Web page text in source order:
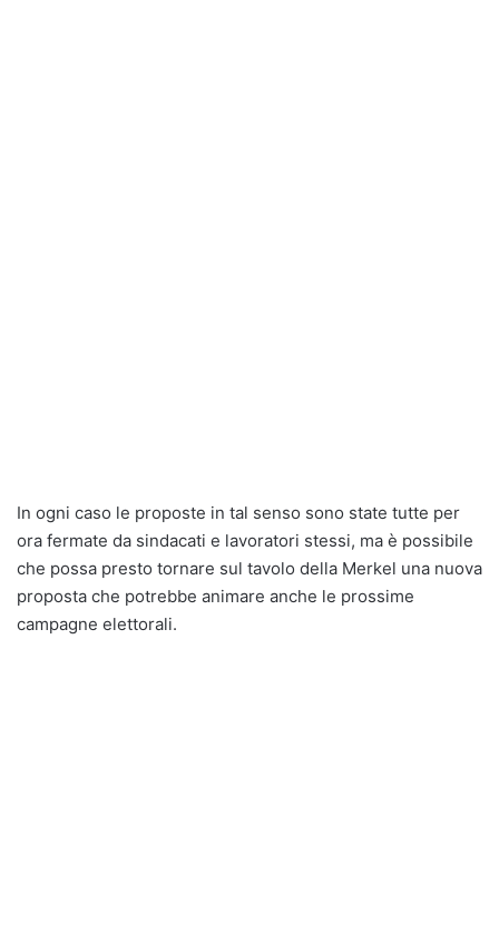
In ogni caso le proposte in tal senso sono state tutte per
ora fermate da sindacati e lavoratori stessi, ma è possibile
che possa presto tornare sul tavolo della Merkel una nuova
proposta che potrebbe animare anche le prossime
campagne elettorali.